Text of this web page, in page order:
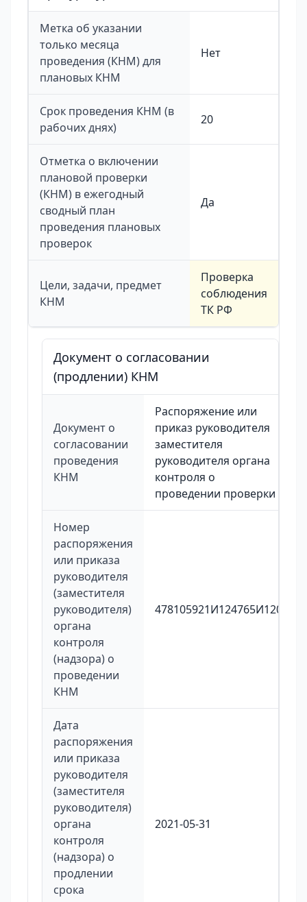
Метка об указании
только месяца
проведения (КНМ) для
плановых КНМ
Нет
Срок проведения КНМ (в
рабочих днях)
20
Отметка о включении
плановой проверки
(КНМ) в ежегодный
сводный план
проведения плановых
проверок
Да
Цели, задачи, предмет
КНМ
Проверка
соблюдения
ТК РФ
Документ о согласовании
(продлении) КНМ
Документ о
согласовании
проведения
КНМ
Распоряжение или
приказ руководителя
заместителя
руководителя органа
контроля о
проведении проверки
Номер
распоряжения
или приказа
руководителя
(заместителя
руководителя)
органа
контроля
(надзора) о
проведении
КНМ
478105921И124765И120
Дата
распоряжения
или приказа
руководителя
(заместителя
руководителя)
органа
контроля
(надзора) о
продлении
срока
2021-05-31